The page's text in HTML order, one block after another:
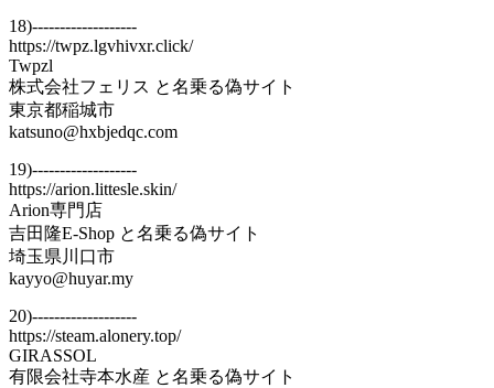
18)-------------------
https://twpz.lgvhivxr.click/
Twpzl
株式会社フェリス と名乗る偽サイト
東京都稲城市
katsuno@hxbjedqc.com
19)-------------------
https://arion.littesle.skin/
Arion専門店
吉田隆E-Shop と名乗る偽サイト
埼玉県川口市
kayyo@huyar.my
20)-------------------
https://steam.alonery.top/
GIRASSOL
有限会社寺本水産 と名乗る偽サイト